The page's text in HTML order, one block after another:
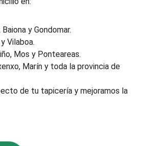
y Gondomar.
Vilaboa.
Mos y Ponteareas.
Marín y toda la provincia de
de tu tapicería y mejoramos la